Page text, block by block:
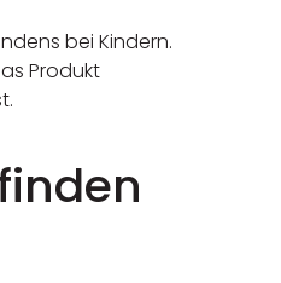
bei Kindern.
Produkt